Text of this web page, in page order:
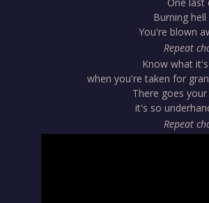
One last
Burning hell
You're blown
Repeat
Know what
when you're taken for
There goes your
it's so
Repeat